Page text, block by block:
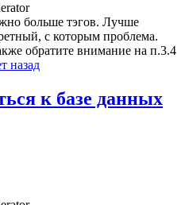
больше тэгов. Лучше
с которым проблема.
обратите внимание на п.3.4
назад
к базе данных